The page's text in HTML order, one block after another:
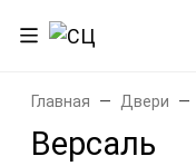
Главная Двери
Версаль